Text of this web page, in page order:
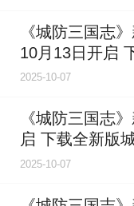
《城防三国志
10月13日开启
《城防三国志
2025-10-07
《城防三国志
启 下载全新版
接新征程
2025-10-07